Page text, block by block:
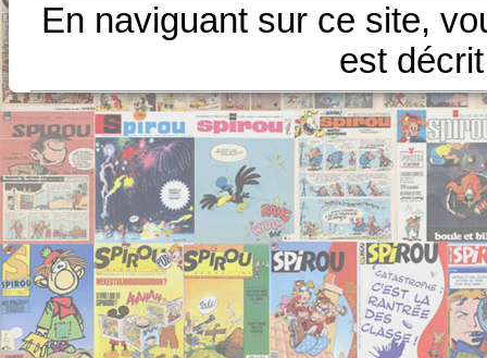
En naviguant sur ce site,
est